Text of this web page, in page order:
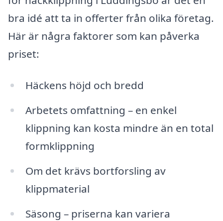
bra idé att ta in offerter från olika företag.
Här är några faktorer som kan påverka
priset:
Häckens höjd och bredd
Arbetets omfattning – en enkel
klippning kan kosta mindre än en total
formklippning
Om det krävs bortforsling av
klippmaterial
Säsong – priserna kan variera